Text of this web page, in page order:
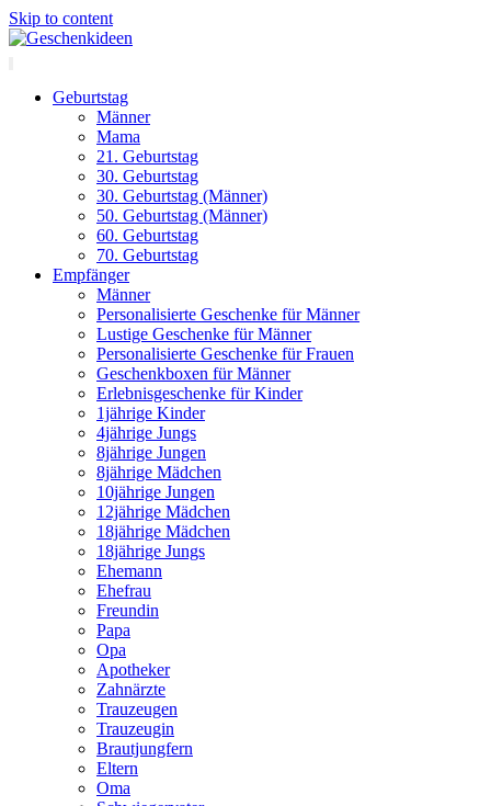
Skip to content
Geburtstag
Männer
Mama
21. Geburtstag
30. Geburtstag
30. Geburtstag (Männer)
50. Geburtstag (Männer)
60. Geburtstag
70. Geburtstag
Empfänger
Männer
Personalisierte Geschenke für Männer
Lustige Geschenke für Männer
Personalisierte Geschenke für Frauen
Geschenkboxen für Männer
Erlebnisgeschenke für Kinder
1jährige Kinder
4jährige Jungs
8jährige Jungen
8jährige Mädchen
10jährige Jungen
12jährige Mädchen
18jährige Mädchen
18jährige Jungs
Ehemann
Ehefrau
Freundin
Papa
Opa
Apotheker
Zahnärzte
Trauzeugen
Trauzeugin
Brautjungfern
Eltern
Oma